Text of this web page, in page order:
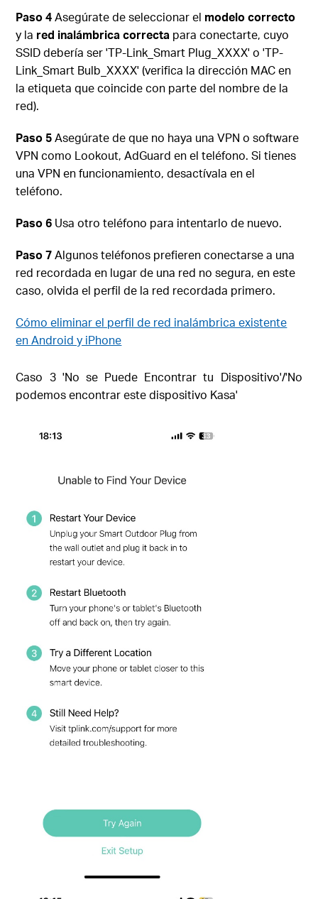
Paso 4Asegúrate de seleccionar el modelo correcto
y la red inalámbrica correcta para conectarte, cuyo
SSID debería ser 'TP-Link_Smart Plug_XXXX' o 'TP-
Link_Smart Bulb_XXXX' (verifica la dirección MAC en
la etiqueta que coincide con parte del nombre de la
red).
Paso 5Asegúrate de que no haya una VPN o software
VPN como Lookout, AdGuard en el teléfono. Si tienes
una VPN en funcionamiento, desactívala en el
teléfono.
Paso 6 Usa otro teléfono para intentarlo de nuevo.
Paso 7Algunos teléfonos prefieren conectarse a una
red recordada en lugar de una red no segura, en este
caso, olvida el perfil de la red recordada primero.
Cómo eliminar el perfil de red inalámbrica existente
en Android y iPhone
Caso 3 'No se Puede Encontrar tu Dispositivo'/'No
podemos encontrar este dispositivo Kasa'